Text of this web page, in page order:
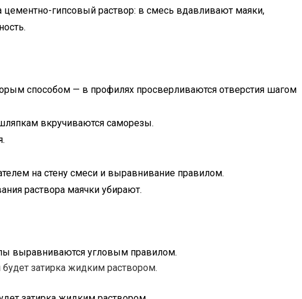
цементно-гипсовый раствор: в смесь вдавливают маяки,
способом — в профилях просверливаются отверстия шагом
вкручиваются саморезы.
на стену смеси и выравнивание правилом.
раствора маячки убирают.
выравниваются угловым правилом.